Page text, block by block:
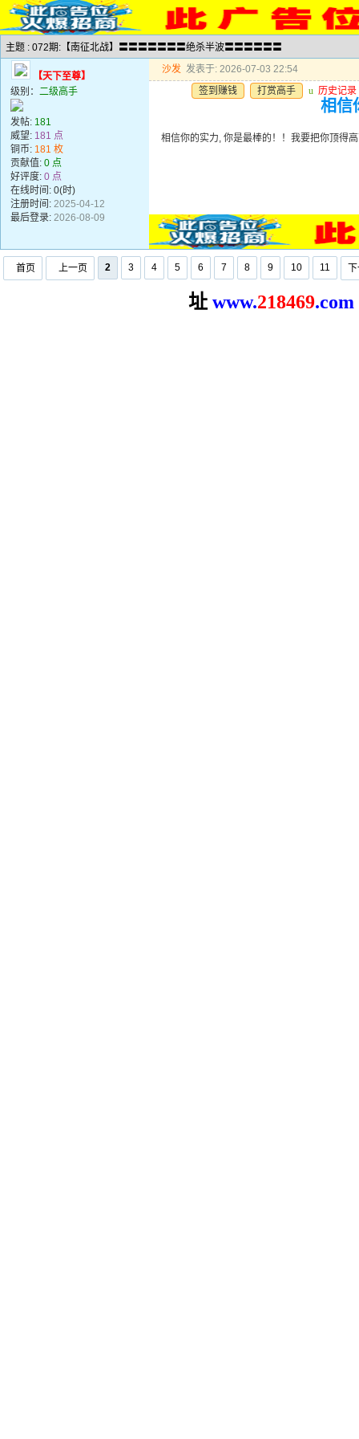
主题 : 072期:【南征北战】〓〓〓〓〓〓〓绝杀半波〓〓〓〓〓〓
【天下至尊】
级别： 二级高手
发帖: 181
威望: 181 点
铜币: 181 枚
贡献值: 0 点
好评度: 0 点
在线时间: 0(时)
注册时间: 2025-04-12
最后登录: 2026-08-09
沙发 发表于: 2026-07-03 22:54
签到赚钱
打赏高手 u 历史记录
相信
相信你的实力, 你是最棒的！！我要把你顶得
首页 上一页 2 3 4 5 6 7 8 9 10 11
址 www.218469.com